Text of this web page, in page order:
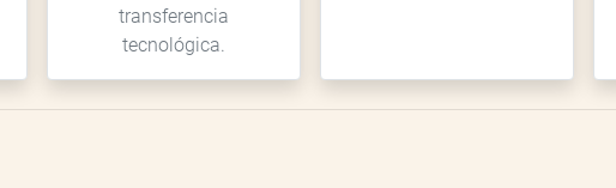
transferencia
tecnológica.